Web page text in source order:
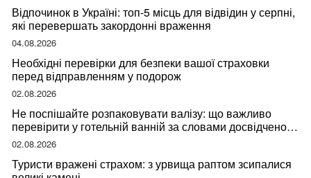
Відпочинок в Україні: топ-5 місць для відвідин у серпні,
які перевершать закордонні враження
04.08.2026
Необхідні перевірки для безпеки вашої страховки
перед відправленням у подорож
02.08.2026
Не поспішайте розпаковувати валізу: що важливо
перевірити у готельній ванній за словами досвідченої
мандрівниці
02.08.2026
Туристи вражені страхом: з урвища раптом зсипалися